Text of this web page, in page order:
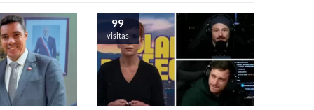
99
visitas